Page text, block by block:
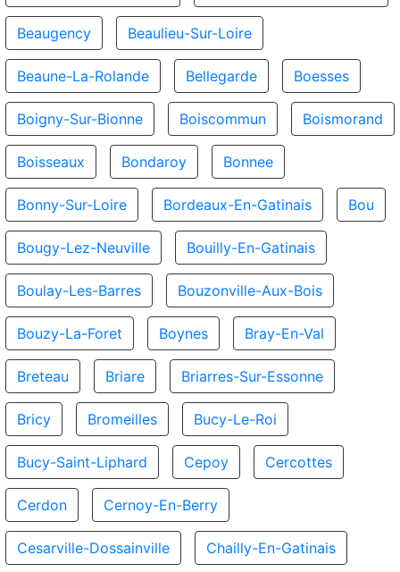
Beaugency Beaulieu-Sur-Loire
Beaune-La-Rolande Bellegarde Boesses
Boigny-Sur-Bionne Boiscommun Boismorand
Boisseaux Bondaroy Bonnee
Bonny-Sur-Loire Bordeaux-En-Gatinais Bou
Bougy-Lez-Neuville Bouilly-En-Gatinais
Boulay-Les-Barres Bouzonville-Aux-Bois
Bouzy-La-Foret Boynes Bray-En-Val
Breteau Briare Briarres-Sur-Essonne
Bricy Bromeilles Bucy-Le-Roi
Bucy-Saint-Liphard Cepoy Cercottes
Cerdon Cernoy-En-Berry
Cesarville-Dossainville Chailly-En-Gatinais